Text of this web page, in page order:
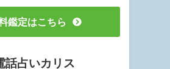
鑑定はこちら
話占いカリス